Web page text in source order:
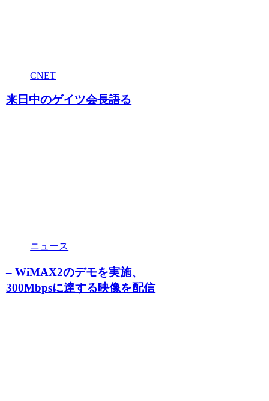
CNET
来日中のゲイツ会長語る
ニュース
– WiMAX2のデモを実施、
300Mbpsに達する映像を配信